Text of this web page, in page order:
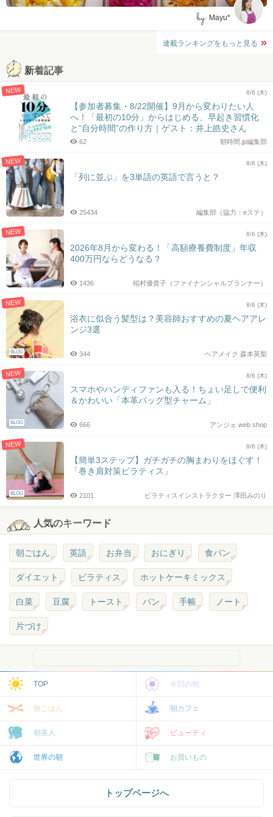
by: Mayu*
連載ランキングをもっと見る
新着記事
NEW 8/6 (木)
【参加者募集・8/22開催】9月から変わりたい人
へ！「最初の10分」からはじめる、早起き習慣化
と“自分時間”の作り方｜ゲスト：井上皓史さん
朝時間.jp編集部
62
NEW 8/6 (木)
「列に並ぶ」を3単語の英語で言うと？
編集部（協力：eステ）
25434
NEW 8/6 (木)
2026年8月から変わる！「高額療養費制度」年収
400万円ならどうなる？
稲村優貴子（ファイナンシャルプランナー）
1436
NEW
BLOG
8/6 (木)
浴衣に似合う髪型は？美容師おすすめの夏ヘアアレ
ンジ3選
ヘアメイク 森本英梨
344
NEW
BLOG
8/6 (木)
スマホやハンディファンも入る！ちょい足しで便利
＆かわいい「本革バッグ型チャーム」
アンジェ web shop
666
NEW
BLOG
8/6 (木)
【簡単3ステップ】ガチガチの胸まわりをほぐす！
「巻き肩対策ピラティス」
ピラティスインストラクター 澤田みのり
2101
人気のキーワード
朝ごはん 英語 お弁当 おにぎり 食パン
ダイエット ピラティス ホットケーキミックス
白菜 豆腐 トースト パン 手帳 ノート
片づけ
TOP 今日の朝
朝ごはん 朝カフェ
朝美人 ビューティ
世界の朝 お買いもの
トップページへ